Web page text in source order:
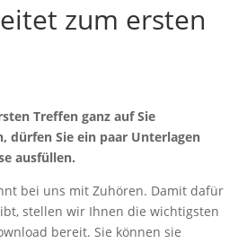
zum ersten
Treffen ganz auf Sie
dürfen Sie ein paar Unterlagen
ausfüllen.
bei uns mit Zuhören. Damit dafür
stellen wir Ihnen die wichtigsten
bereit. Sie können sie